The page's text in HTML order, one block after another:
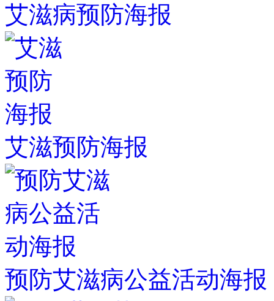
艾滋病预防海报
艾滋预防海报
预防艾滋病公益活动海报